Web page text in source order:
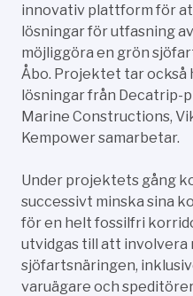
innovativ plattform för
lösningar för utfasning
möjliggöra en grön
Åbo. Projektet tar också
lösningar från Decatrip-
Marine Constructions,
Kempower samarbetar.
Under projektets gång
successivt minska sina
för en helt fossilfri
utvidgas till att
sjöfartsnäringen,
varuägare och